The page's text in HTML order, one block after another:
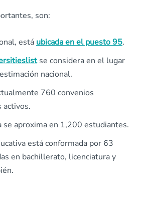
son:
está ubicada en el puesto 95.
se considera en el lugar
nacional.
760 convenios
activos.
se aproxima en 1,200 estudiantes.
está conformada por 63
en bachillerato, licenciatura y